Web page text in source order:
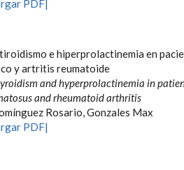
PDF|
e hiperprolactinemia en
y artritis reumatoide
and hyperprolactinemia in
and rheumatoid arthritis
Rosario, Gonzales Max
PDF|